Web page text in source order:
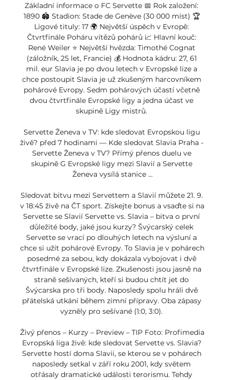
Základní informace o FC Servette 📅 Rok založení:
1890 🏟 Stadion: Stade de Genève (30 000 míst) 🏆
Ligové tituly: 17 🌍 Největší úspěch v Evropě:
Čtvrtfinále Poháru vítězů pohárů 📈 Hlavní kouč:
René Weiler ⭐ Největší hvězda: Timothé Cognat
(záložník, 25 let, Francie) 💰 Hodnota kádru: 27, 61
mil. eur Slavia je po dvou letech v Evropské lize a
chce postoupit Slavia je už zkušeným harcovníkem
pohárové Evropy. Sedm pohárových účastí včetně
dvou čtvrtfinále Evropské ligy a jedna účast ve
skupině Ligy mistrů.
Servette Ženeva v TV: kde sledovat Evropskou ligu
živě? před 7 hodinami — Kde sledovat Slavia Praha -
Servette Ženeva v TV? Přímý přenos duelu ve
skupině G Evropské ligy mezi Slavií a Servette
Ženeva vysílá stanice ...
Sledovat bitvu mezi Servettem a Slavií můžete 21. 9.
v 18:45 živě na ČT sport. Získejte bonus a vsaďte si na
Servette se Slavií Servette vs. Slavia – bitva o první
důležité body, jaké jsou kurzy? Švýcarský celek
Servette se vrací po dlouhých letech na výsluní a
chce si užít pohárové Evropy. To Slavia je v pohárech
posedmé za sebou, kdy dokázala vybojovat i dvě
čtvrtfinále v Evropské lize. Zkušenosti jsou jasně na
straně sešívaných, kteří si budou chtít jet do
Švýcarska pro tři body. Naposledy spolu hráli dvě
přátelská utkání během zimní přípravy. Oba zápasy
vyzněly pro sešívané (1:0, 3:0).
Živý přenos – Kurzy – Preview – TIP Foto: Profimedia
Evropská liga živě: kde sledovat Servette vs. Slavia?
Servette hostí doma Slavii, se kterou se v pohárech
naposledy setkal v září roku 2001, kdy světem
otřásaly dramatické události terorismu. Tehdy